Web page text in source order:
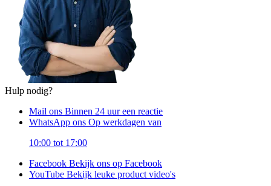
Hulp nodig?
Mail ons Binnen 24 uur een reactie
WhatsApp ons Op werkdagen van
10:00 tot 17:00
Facebook Bekijk ons op Facebook
YouTube Bekijk leuke product video's